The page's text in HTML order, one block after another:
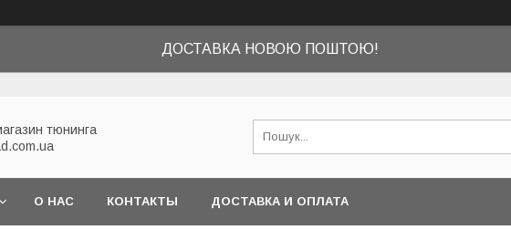
ДОСТАВКА НОВОЮ ПОШТОЮ!
тюнинга
О НАС КОНТАКТЫ ДОСТАВКА И ОПЛАТА